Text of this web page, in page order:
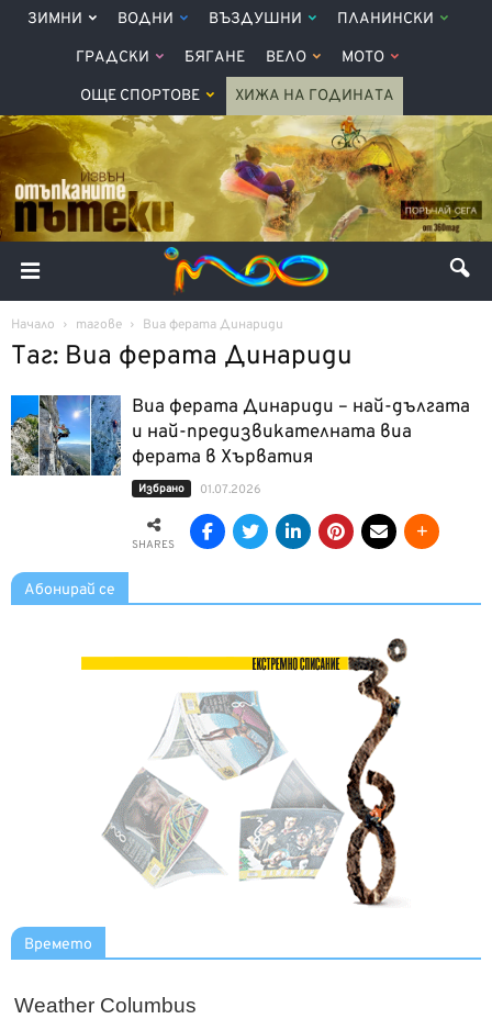
ЗИМНИ ВОДНИ ВЪЗДУШНИ ПЛАНИНСКИ
ГРАДСКИ БЯГАНЕ ВЕЛО МОТО
ОЩЕ СПОРТОВЕ ХИЖА НА ГОДИНАТА
Начало тагове Виа ферата Динариди
Таг: Виа ферата Динариди
Виа ферата Динариди – най-дългата
и най-предизвикателната виа
ферата в Хърватия
Избрано 01.07.2026
SHARES
Абонирай се
Времето